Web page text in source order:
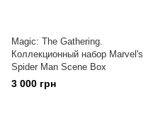
Magic: The Gathering.
Коллекционный набор Marvel's
Spider Man Scene Box
3 000 грн